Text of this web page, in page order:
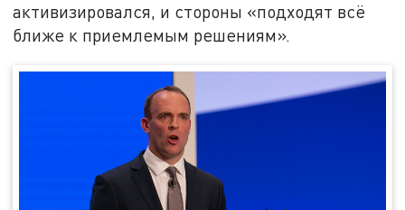
активизировался, и стороны «подходят всё
ближе к приемлемым решениям».